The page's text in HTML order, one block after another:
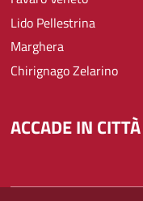
Lido Pellestrina
Marghera
Chirignago Zelarino
ACCADE IN CITTÀ